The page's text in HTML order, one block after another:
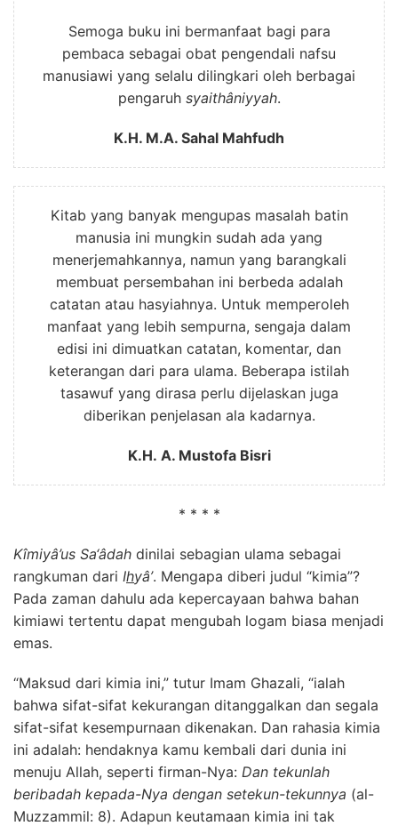
Semoga buku ini bermanfaat bagi para
pembaca sebagai obat pengendali nafsu
manusiawi yang selalu dilingkari oleh berbagai
pengaruh syaithâniyyah.
K.H. M.A. Sahal Mahfudh
Kitab yang banyak mengupas masalah batin
manusia ini mungkin sudah ada yang
menerjemahkannya, namun yang barangkali
membuat persembahan ini berbeda adalah
catatan atau hasyiahnya. Untuk memperoleh
manfaat yang lebih sempurna, sengaja dalam
edisi ini dimuatkan catatan, komentar, dan
keterangan dari para ulama. Beberapa istilah
tasawuf yang dirasa perlu dijelaskan juga
diberikan penjelasan ala kadarnya.
K.H. A. Mustofa Bisri
* * * *
Kîmiyâ’us Sa‘âdah dinilai sebagian ulama sebagai
rangkuman dari Ihyâ’. Mengapa diberi judul “kimia”?
Pada zaman dahulu ada kepercayaan bahwa bahan
kimiawi tertentu dapat mengubah logam biasa menjadi
emas.
“Maksud dari kimia ini,” tutur Imam Ghazali, “ialah
bahwa sifat-sifat kekurangan ditanggalkan dan segala
sifat-sifat kesempurnaan dikenakan. Dan rahasia kimia
ini adalah: hendaknya kamu kembali dari dunia ini
menuju Allah, seperti firman-Nya: Dan tekunlah
beribadah kepada-Nya dengan setekun-tekunnya (al-
Muzzammil: 8). Adapun keutamaan kimia ini tak